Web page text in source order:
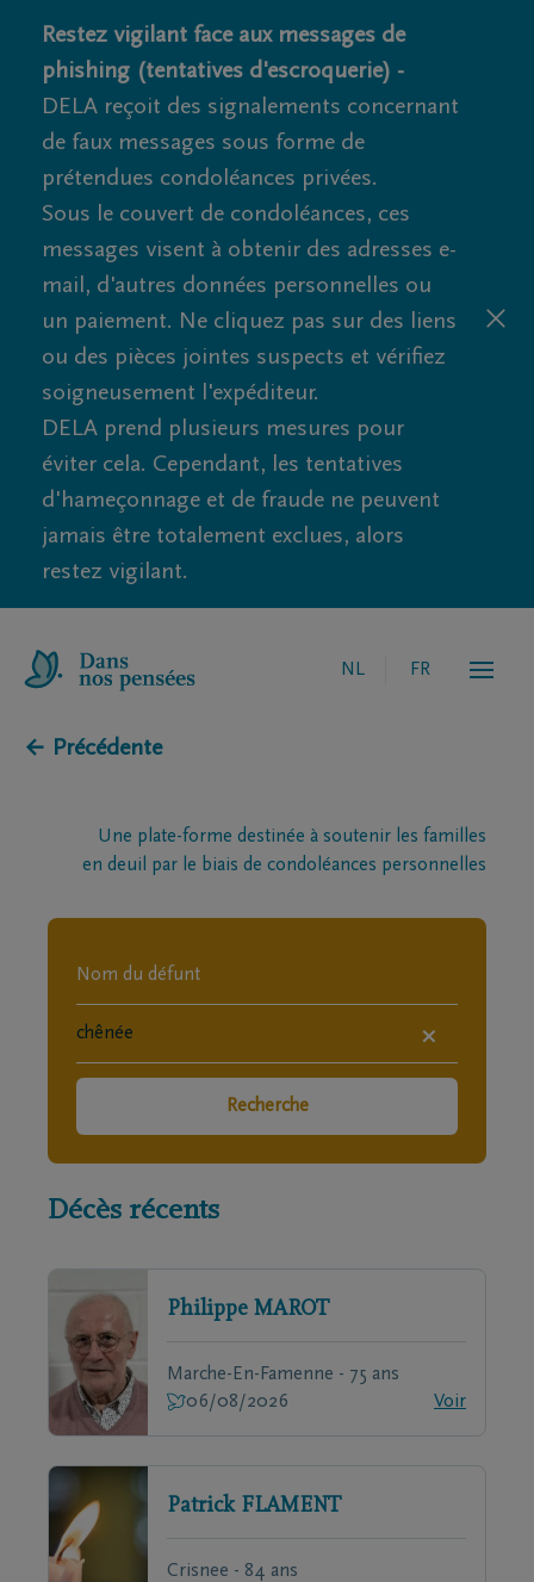
Restez vigilant face aux messages de
phishing (tentatives d'escroquerie) -
DELA reçoit des signalements concernant
de faux messages sous forme de
prétendues condoléances privées.
Sous le couvert de condoléances, ces
messages visent à obtenir des adresses e-
mail, d'autres données personnelles ou
un paiement. Ne cliquez pas sur des liens
ou des pièces jointes suspects et vérifiez
soigneusement l'expéditeur.
DELA prend plusieurs mesures pour
éviter cela. Cependant, les tentatives
d'hameçonnage et de fraude ne peuvent
jamais être totalement exclues, alors
restez vigilant.
NL FR
← Précédente
Une plate-forme destinée à soutenir les familles
en deuil par le biais de condoléances personnelles
×
Recherche
Décès récents
Philippe MAROT
Marche-En-Famenne - 75 ans
06/08/2026
Voir
Patrick FLAMENT
Crisnee - 84 ans